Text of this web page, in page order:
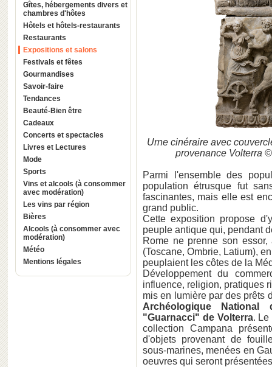
Gîtes, hébergements divers et
chambres d'hôtes
Hôtels et hôtels-restaurants
Restaurants
Expositions et salons
Festivals et fêtes
Gourmandises
Savoir-faire
Tendances
Beauté-Bien être
Cadeaux
Concerts et spectacles
Livres et Lectures
Mode
Sports
Vins et alcools (à consommer
avec modération)
Les vins par région
Bières
Alcools (à consommer avec
modération)
Météo
Mentions légales
Urne cinéraire avec
provenance Volterra
Parmi l'ensemble des
population étrusque fut
fascinantes, mais elle est
grand public.
Cette exposition propose
peuple antique qui, pendant
Rome ne prenne son
(Toscane, Ombrie, Latium),
peuplaient les côtes de la
Développement du
influence, religion, pratiques
mis en lumière par des prêts
Archéologique
"Guarnacci" de Volterra. Le
collection Campana
d'objets provenant de
sous-marines, menées en
oeuvres qui seront